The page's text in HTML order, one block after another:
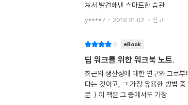
쳐서 발견해낸 스마트한 습관
y****7 2018.01.02. 신고
eBook
딥 워크를 위한 워크북 노트.
최근의 생산성에 대한 연구와 그로
다는 것이고, 그 가장 유용한 방법
문..) 이 책은 그 중에서도 가장